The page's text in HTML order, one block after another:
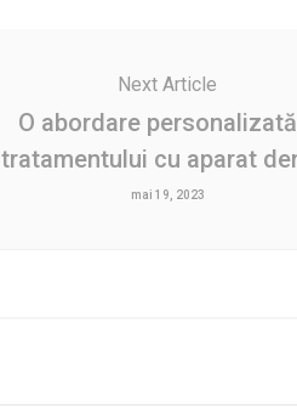
Next Article
O abordare
tratamentului cu aparat
mai 19, 2023